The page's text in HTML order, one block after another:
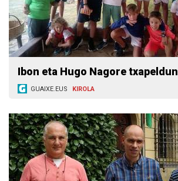
Ibon eta Hugo Nagore txapeldun
GUAIXE.EUS KIROLA